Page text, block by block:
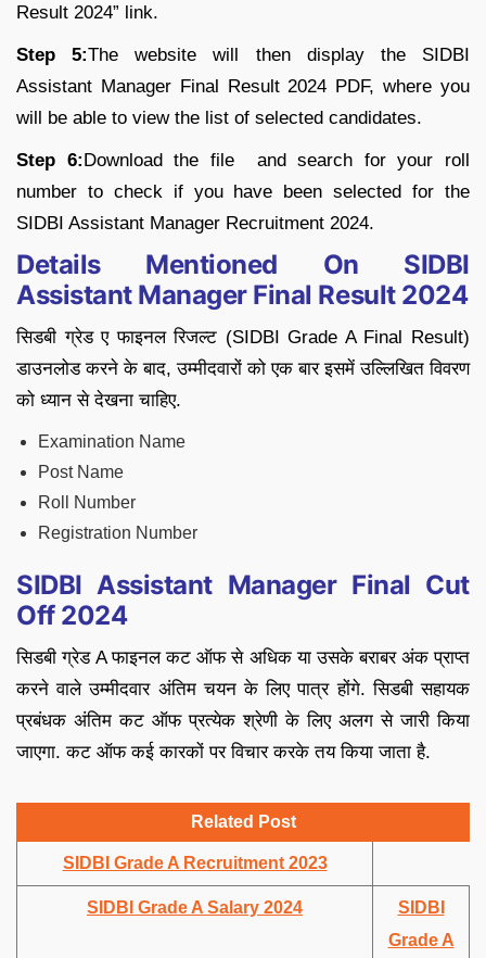
Result 2024” link.
Step 5:The website will then display the SIDBI
Assistant Manager Final Result 2024 PDF, where you
will be able to view the list of selected candidates.
Step 6:Download the file and search for your roll
number to check if you have been selected for the
SIDBI Assistant Manager Recruitment 2024.
Details Mentioned On SIDBI
Assistant Manager Final Result 2024
सिडबी ग्रेड ए फाइनल रिजल्ट (SIDBI Grade A Final Result)
डाउनलोड करने के बाद, उम्मीदवारों को एक बार इसमें उल्लिखित विवरण
को ध्यान से देखना चाहिए.
Examination Name
Post Name
Roll Number
Registration Number
SIDBI Assistant Manager Final Cut
Off 2024
सिडबी ग्रेड A फाइनल कट ऑफ से अधिक या उसके बराबर अंक प्राप्त
करने वाले उम्मीदवार अंतिम चयन के लिए पात्र होंगे. सिडबी सहायक
प्रबंधक अंतिम कट ऑफ प्रत्येक श्रेणी के लिए अलग से जारी किया
जाएगा. कट ऑफ कई कारकों पर विचार करके तय किया जाता है.
Related Post
SIDBI Grade A Recruitment 2023
SIDBI Grade A Salary 2024
SIDBI
Grade A